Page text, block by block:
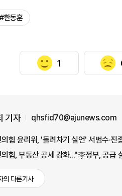
#한동훈
1
기자 qhsfid70@ajunews.com
힘 윤리위, '돌려차기 실언' 서범수·진
힘, 부동산 공세 강화..."李정부, 공급
의 다른기사